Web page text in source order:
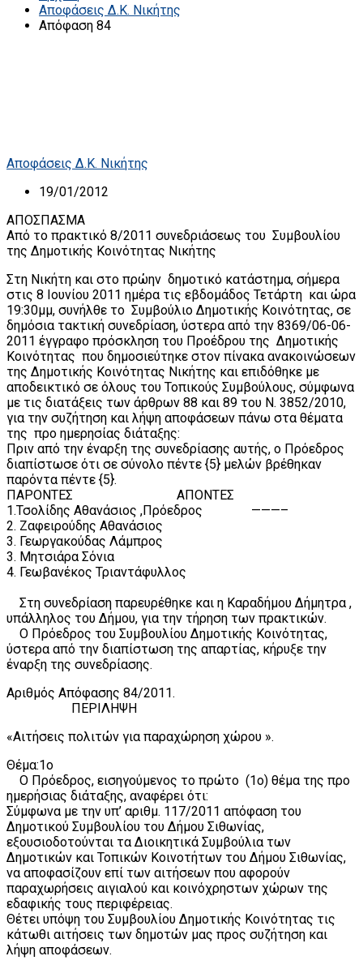
Αποφάσεις Δ.Κ. Νικήτης
Απόφαση 84
Αποφάσεις Δ.Κ. Νικήτης
19/01/2012
ΑΠΟΣΠΑΣΜΑ
Από το πρακτικό 8/2011 συνεδριάσεως του Συμβουλίου
της Δημοτικής Κοινότητας Νικήτης
Στη Νικήτη και στο πρώην δημοτικό κατάστημα, σήμερα
στις 8 Ιουνίου 2011 ημέρα τις εβδομάδος Τετάρτη και ώρα
19:30μμ, συνήλθε το Συμβούλιο Δημοτικής Κοινότητας, σε
δημόσια τακτική συνεδρίαση, ύστερα από την 8369/06-06-
2011 έγγραφο πρόσκληση του Προέδρου της Δημοτικής
Κοινότητας που δημοσιεύτηκε στον πίνακα ανακοινώσεων
της Δημοτικής Κοινότητας Νικήτης και επιδόθηκε με
αποδεικτικό σε όλους του Τοπικούς Συμβούλους, σύμφωνα
με τις διατάξεις των άρθρων 88 και 89 του Ν. 3852/2010,
για την συζήτηση και λήψη αποφάσεων πάνω στα θέματα
της προ ημερησίας διάταξης:
Πριν από την έναρξη της συνεδρίασης αυτής, ο Πρόεδρος
διαπίστωσε ότι σε σύνολο πέντε {5} μελών βρέθηκαν
παρόντα πέντε {5}.
ΠΑΡΟΝΤΕΣ ΑΠΟΝΤΕΣ
1.Τσολίδης Αθανάσιος ,Πρόεδρος ———–
2. Ζαφειρούδης Αθανάσιος
3. Γεωργακούδας Λάμπρος
3. Μητσιάρα Σόνια
4. Γεωβανέκος Τριαντάφυλλος
Στη συνεδρίαση παρευρέθηκε και η Καραδήμου Δήμητρα ,
υπάλληλος του Δήμου, για την τήρηση των πρακτικών.
Ο Πρόεδρος του Συμβουλίου Δημοτικής Κοινότητας,
ύστερα από την διαπίστωση της απαρτίας, κήρυξε την
έναρξη της συνεδρίασης.
Αριθμός Απόφασης 84/2011.
ΠΕΡΙΛΗΨΗ
«Αιτήσεις πολιτών για παραχώρηση χώρου ».
Θέμα:1ο
Ο Πρόεδρος, εισηγούμενος το πρώτο (1ο) θέμα της προ
ημερήσιας διάταξης, αναφέρει ότι:
Σύμφωνα με την υπ’ αριθμ. 117/2011 απόφαση του
Δημοτικού Συμβουλίου του Δήμου Σιθωνίας,
εξουσιοδοτούνται τα Διοικητικά Συμβούλια των
Δημοτικών και Τοπικών Κοινοτήτων του Δήμου Σιθωνίας,
να αποφασίζουν επί των αιτήσεων που αφορούν
παραχωρήσεις αιγιαλού και κοινόχρηστων χώρων της
εδαφικής τους περιφέρειας.
Θέτει υπόψη του Συμβουλίου Δημοτικής Κοινότητας τις
κάτωθι αιτήσεις των δημοτών μας προς συζήτηση και
λήψη αποφάσεων.